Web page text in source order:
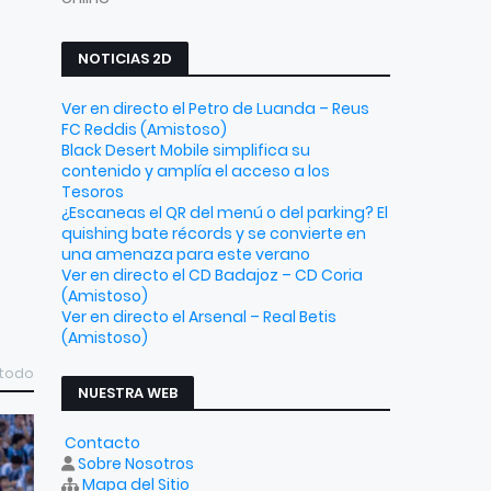
NOTICIAS 2D
Ver en directo el Petro de Luanda – Reus
FC Reddis (Amistoso)
Black Desert Mobile simplifica su
contenido y amplía el acceso a los
Tesoros
¿Escaneas el QR del menú o del parking? El
quishing bate récords y se convierte en
una amenaza para este verano
Ver en directo el CD Badajoz – CD Coria
(Amistoso)
Ver en directo el Arsenal – Real Betis
(Amistoso)
NUESTRA WEB
Contacto
Sobre Nosotros
Mapa del Sitio